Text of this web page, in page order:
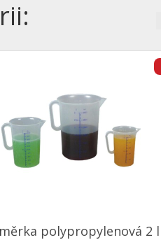
polypropylenová 2 l